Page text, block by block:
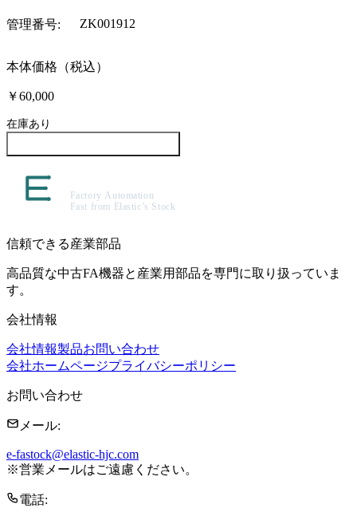
管理番号: ZK001912
本体価格（税込）
￥60,000
在庫あり
信頼できる産業部品
高品質な中古FA機器と産業用部品を専門に取り扱っていま
す。
会社情報
会社情報製品お問い合わせ
会社ホームページプライバシーポリシー
お問い合わせ
メール:
e-fastock@elastic-hjc.com
※営業メールはご遠慮ください。
電話: